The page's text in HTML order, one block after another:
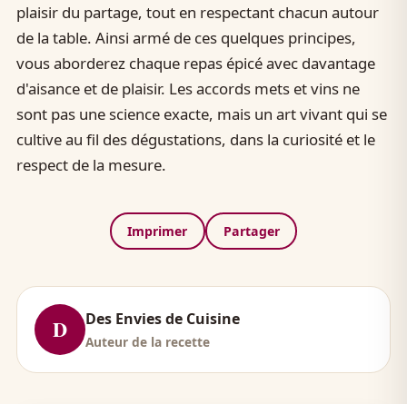
plaisir du partage, tout en respectant chacun autour
de la table. Ainsi armé de ces quelques principes,
vous aborderez chaque repas épicé avec davantage
d'aisance et de plaisir. Les accords mets et vins ne
sont pas une science exacte, mais un art vivant qui se
cultive au fil des dégustations, dans la curiosité et le
respect de la mesure.
Imprimer Partager
D Des Envies de Cuisine
Auteur de la recette